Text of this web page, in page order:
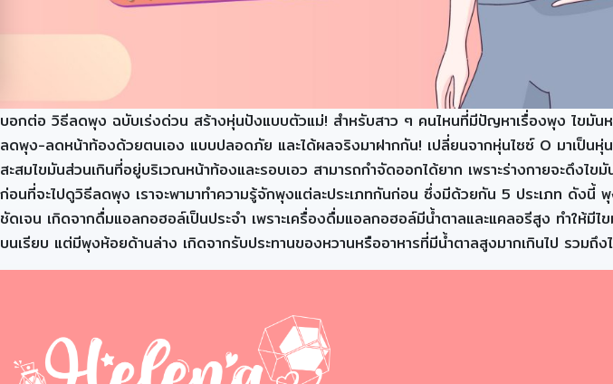
บอกต่อ วิธีลดพุง ฉบับเร่งด่วน สร้างหุ่นปังแบบตัวแม่! สำหรับสาว ๆ คนไหนที่มีปัญหาเรื่องพุง ไขมัน
ลดพุง-ลดหน้าท้องด้วยตนเอง แบบปลอดภัย และได้ผลจริงมาฝากกัน! เปลี่ยนจากหุ่นไซซ์ O มาเป็นหุ่
สะสมไขมันส่วนเกินที่อยู่บริเวณหน้าท้องและรอบเอว สามารถกำจัดออกได้ยาก เพราะร่างกายจะดึ
ก่อนที่จะไปดูวิธีลดพุง เราจะพามาทำความรู้จักพุงแต่ละประเภทกันก่อน ซึ่งมีด้วยกัน 5 ประเภท ดั
ชัดเจน เกิดจากดื่มแอลกอฮอล์เป็นประจำ เพราะเครื่องดื่มแอลกอฮอล์มีน้ำตาลและแคลอรีสูง ทำใ
บนเรียบ แต่มีพุงห้อยด้านล่าง เกิดจากรับประทานของหวานหรืออาหารที่มีน้ำตาลสูงมากเกินไป รวม